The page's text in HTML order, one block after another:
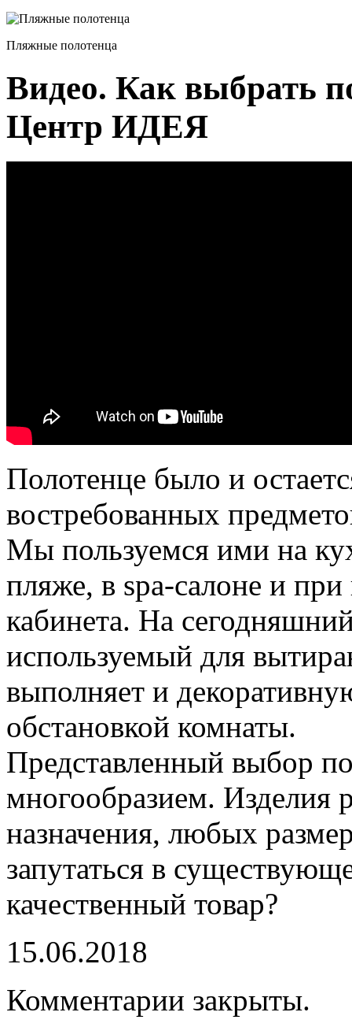
Пляжные полотенца
Видео. Как выбрать
Центр ИДЕЯ
Полотенце было и
востребованных
Мы пользуемся ими на
пляже, в spa-салоне и
кабинета. На
используемый для
выполняет и
обстановкой комнаты.
Представленный выбор
многообразием. Изделия
назначения, любых
запутаться в
качественный товар?
15.06.2018
Комментарии закрыты.